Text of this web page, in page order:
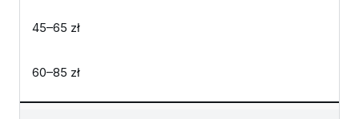
45–65 zł
60–85 zł